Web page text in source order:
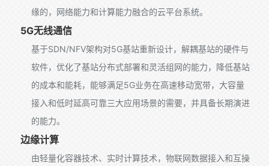
缘的，网络能力和计算能力融合的云平台系统。
5G无线通信
基于SDN/NFV架构对5G基站重新设计，解耦基站的硬件与
软件，优化了基站分布式部署和灵活组网的能力，降低基站
的成本和能耗，能够满足5G业务在高速移动宽带，大容量
接入和低时延高可靠三大应用场景的需要，并具备长期演进
的能力。
边缘计算
由轻量化容器技术、实时计算技术，物联网数据接入和互操